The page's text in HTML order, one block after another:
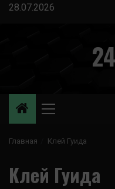
Перейти
28.07.2026
Основное
Главная Клей Гуида
Клей Гуида